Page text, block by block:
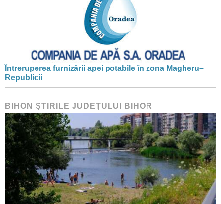
Întreruperea furnizării apei potabile în zona Magheru–
Republicii
BIHON ŞTIRILE JUDEŢULUI BIHOR